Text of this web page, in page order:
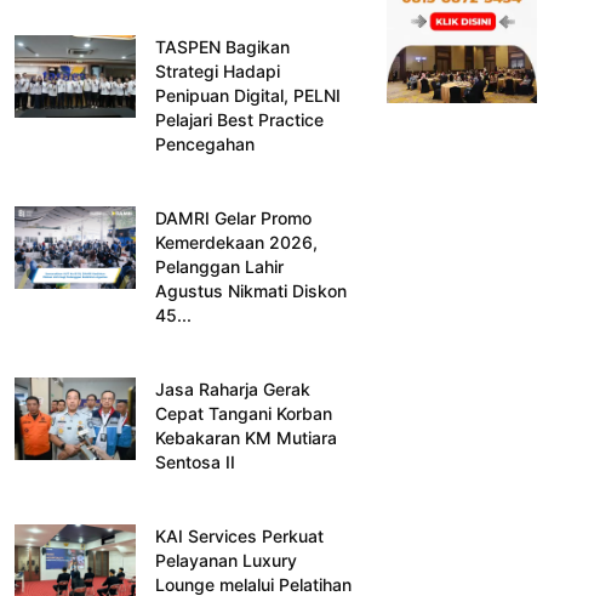
TASPEN Bagikan
Strategi Hadapi
Penipuan Digital, PELNI
Pelajari Best Practice
Pencegahan
DAMRI Gelar Promo
Kemerdekaan 2026,
Pelanggan Lahir
Agustus Nikmati Diskon
45...
Jasa Raharja Gerak
Cepat Tangani Korban
Kebakaran KM Mutiara
Sentosa II
KAI Services Perkuat
Pelayanan Luxury
Lounge melalui Pelatihan